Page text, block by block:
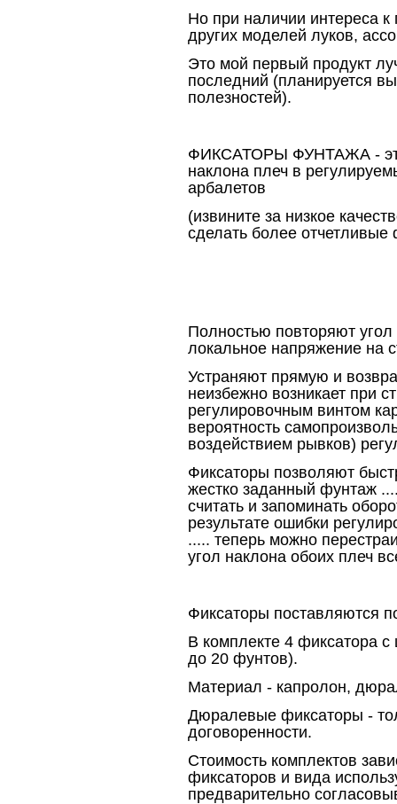
Но при наличии интереса
других моделей луков,
Это мой первый продукт
последний (планируется
полезностей).
ФИКСАТОРЫ ФУНТАЖА -
наклона плеч в
арбалетов
(извините за низкое
сделать более отчетливые
Полностью повторяют
локальное напряжение на
Устраняют прямую и
неизбежно возникает при
регулировочным винтом
вероятность
воздействием рывков)
Фиксаторы позволяют
жестко заданный фунтаж
считать и запоминать
результате ошибки
..... теперь можно
угол наклона обоих плеч
Фиксаторы поставляются
В комплекте 4 фиксатора
до 20 фунтов).
Материал - капролон,
Дюралевые фиксаторы -
договоренности.
Стоимость комплектов
фиксаторов и вида
предварительно